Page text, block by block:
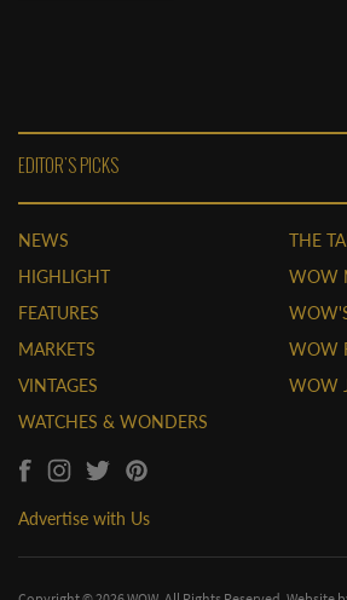
EDITOR'S PICKS
NEWS
HIGHLIGHT
FEATURES
MARKETS
VINTAGES
WATCHES & WONDERS
THE
WOW
WOW
WOW
Advertise with Us